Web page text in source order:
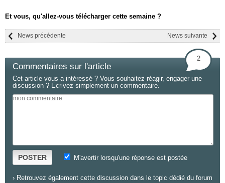
Et vous, qu'allez-vous télécharger cette semaine ?
News suivante
News précédente
Commentaires sur l'article
2
Cet article vous a intéressé ? Vous souhaitez réagir, engager une
discussion ? Ecrivez simplement un commentaire.
POSTER M'avertir lorsqu'une réponse est postée
› Retrouvez également cette discussion dans le topic dédié du forum